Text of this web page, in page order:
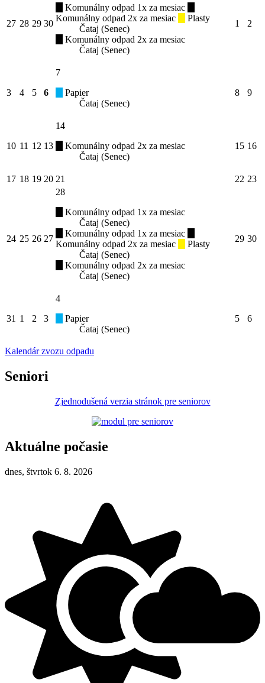
27 28 29 30
Komunálny odpad 1x za mesiac
Komunálny odpad 2x za mesiac
Plasty
Čataj (Senec)
Komunálny odpad 2x za mesiac
Čataj (Senec)
1 2
3 4 5 6
7
Papier
Čataj (Senec)
8 9
10 11 12 13
14
Komunálny odpad 2x za mesiac
Čataj (Senec)
15 16
17 18 19 20 21 22 23
24 25 26 27
28
Komunálny odpad 1x za mesiac
Čataj (Senec)
Komunálny odpad 1x za mesiac
Komunálny odpad 2x za mesiac
Plasty
Čataj (Senec)
Komunálny odpad 2x za mesiac
Čataj (Senec)
29 30
31 1 2 3
4
Papier
Čataj (Senec)
5 6
Kalendár zvozu odpadu
Seniori
Zjednodušená verzia stránok pre seniorov
Aktuálne počasie
dnes, štvrtok 6. 8. 2026